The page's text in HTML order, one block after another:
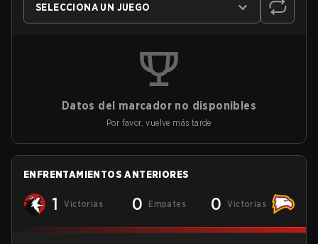
SELECCIONA UN JUEGO
Datos del marcador no disponibles
Por favor, vuelve más tarde
ENFRENTAMIENTOS ANTERIORES
1 Victorias 0 Empates 0 Victorias